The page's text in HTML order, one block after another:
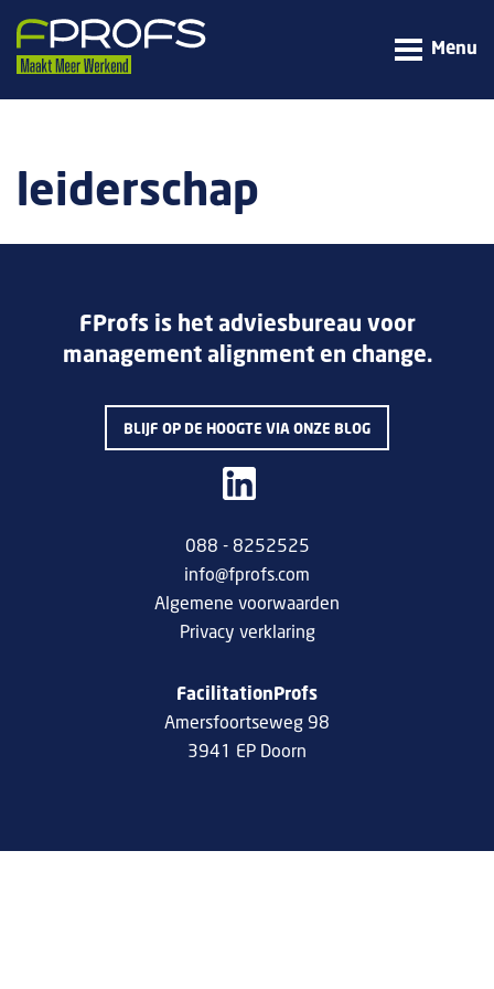
Menu
leiderschap
FProfs is het adviesbureau voor
management alignment en change.
BLIJF OP DE HOOGTE VIA ONZE BLOG
088 - 8252525
info@fprofs.com
Algemene voorwaarden
Privacy verklaring
FacilitationProfs
Amersfoortseweg 98
3941 EP Doorn